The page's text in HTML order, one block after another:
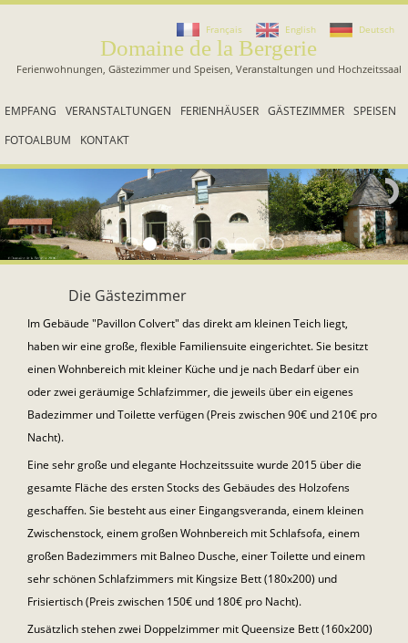
Domaine de la Bergerie
Ferienwohnungen, Gästezimmer und Speisen, Veranstaltungen und Hochzeitssaal
EMPFANG VERANSTALTUNGEN FERIENHÄUSER GÄSTEZIMMER SPEISEN
FOTOALBUM
KONTAKT
Français English Deutsch
Die Gästezimmer
Im Gebäude "Pavillon Colvert" das direkt am kleinen Teich liegt,
haben wir eine große, flexible Familiensuite eingerichtet. Sie besitzt
einen Wohnbereich mit kleiner Küche und je nach Bedarf über ein
oder zwei geräumige Schlafzimmer, die jeweils über ein eigenes
Badezimmer und Toilette verfügen (Preis zwischen 90€ und 210€ pro
Nacht).
Eine sehr große und elegante Hochzeitssuite wurde 2015 über die
gesamte Fläche des ersten Stocks des Gebäudes des Holzofens
geschaffen. Sie besteht aus einer Eingangsveranda, einem kleinen
Zwischenstock, einem großen Wohnbereich mit Schlafsofa, einem
großen Badezimmers mit Balneo Dusche, einer Toilette und einem
sehr schönen Schlafzimmers mit Kingsize Bett (180x200) und
Frisiertisch (Preis zwischen 150€ und 180€ pro Nacht).
Zusätzlich stehen zwei Doppelzimmer mit Queensize Bett (160x200)